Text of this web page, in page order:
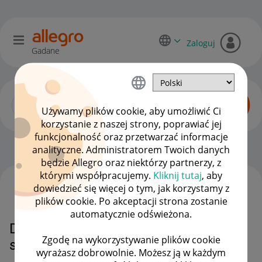
Używamy plików cookie, aby umożliwić Ci
korzystanie z naszej strony, poprawiać jej
funkcjonalność oraz przetwarzać informacje
analityczne. Administratorem Twoich danych
będzie Allegro oraz niektórzy partnerzy, z
którymi współpracujemy. Kliknij tutaj, aby
dowiedzieć się więcej o tym, jak korzystamy z
plików cookie. Po akceptacji strona zostanie
automatycznie odświeżona.
Zgodę na wykorzystywanie plików cookie
wyrażasz dobrowolnie. Możesz ją w każdym
Gadane
Zaloguj
Dyskusje kupujących OPCJE
Dlaczego dyskusja zmienia sama
status?
WSZYSTKIE TEMATY